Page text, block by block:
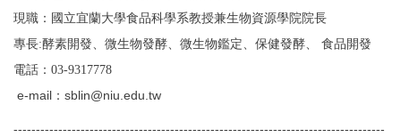
現職：國立宜蘭大學食品科學系教授兼生物資源學院院長
專長:酵素開發、微生物發酵、微生物鑑定、保健發酵、 食品開發
電話：03-9317778
e-mail： sblin@niu.edu.tw
-----------------------------------------------------------------------------------